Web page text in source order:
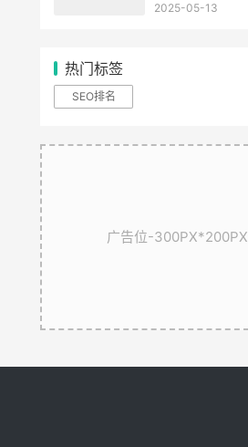
2025-05-13
热门标签
SEO排名
广告位-300PX*200PX